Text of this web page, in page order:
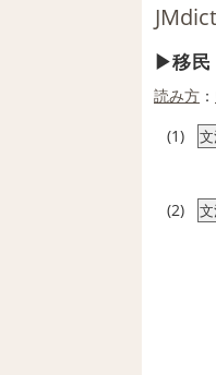
移民
読み方 ：
(1)
(2)